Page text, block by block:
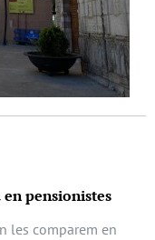
en pensionistes
les comparem en